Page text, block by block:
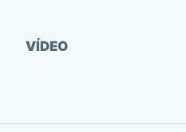
VÍDEOVer vídeo